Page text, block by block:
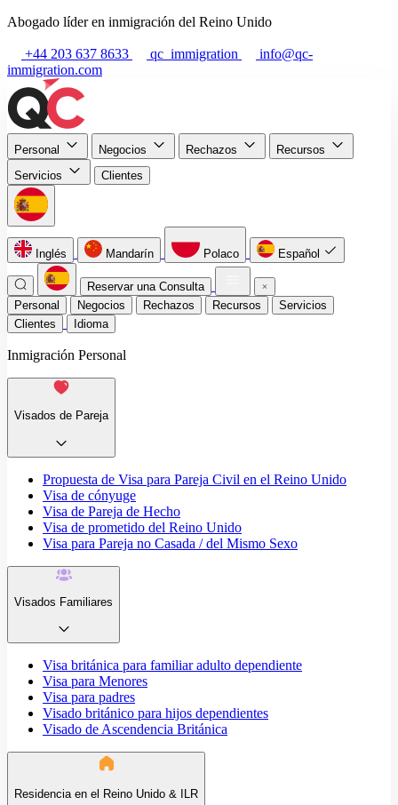
Abogado líder en inmigración del Reino Unido
+44 203 637 8633 qc_immigration
info@qc-
immigration.com
Personal Negocios Rechazos
Recursos
Servicios
Clientes
Inglés Mandarín Polaco Español
Reservar una Consulta
Personal
Negocios Rechazos Recursos
Servicios
Clientes
Idioma
Inmigración Personal
Visados de Pareja
Propuesta de Visa para Pareja Civil en el Reino Unido
Visa de cónyuge
Visa de Pareja de Hecho
Visa de prometido del Reino Unido
Visa para Pareja no Casada / del Mismo Sexo
Visados Familiares
Visa británica para familiar adulto dependiente
Visa para Menores
Visa para padres
Visado británico para hijos dependientes
Visado de Ascendencia Británica
Residencia en el Reino Unido & ILR